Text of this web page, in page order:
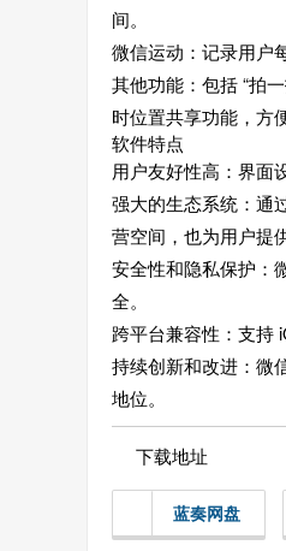
间。
微信运动：记录用户
其他功能：包括 “拍
时位置共享功能，方
软件特点
用户友好性高：界面
强大的生态系统：通
营空间，也为用户提
安全性和隐私保护：
全。
跨平台兼容性：支持
持续创新和改进：微
地位。
下载地址
蓝奏网盘